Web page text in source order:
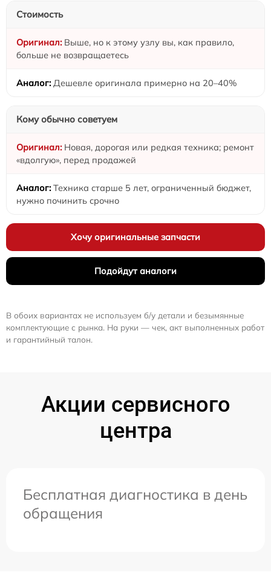
Стоимость
Выше, но к этому узлу вы, как правило,
больше не возвращаетесь
Дешевле оригинала примерно на 20–40%
Кому обычно советуем
Новая, дорогая или редкая техника; ремонт
«вдолгую», перед продажей
Техника старше 5 лет, ограниченный бюджет,
нужно починить срочно
Хочу оригинальные запчасти
Подойдут аналоги
В обоих вариантах не используем б/у детали и безымянные
комплектующие с рынка. На руки — чек, акт выполненных работ
и гарантийный талон.
Акции сервисного
центра
Бесплатная диагностика в день
обращения